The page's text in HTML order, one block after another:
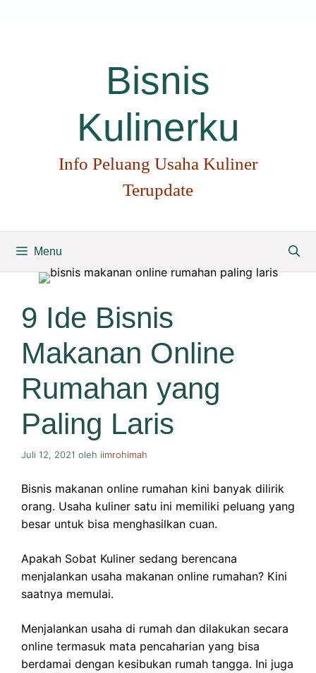
Bisnis
Kulinerku
Info Peluang Usaha Kuliner
Terupdate
Menu
9 Ide Bisnis
Makanan Online
Rumahan yang
Paling Laris
Juli 12, 2021 oleh iimrohimah
Bisnis makanan online rumahan kini banyak dilirik
orang. Usaha kuliner satu ini memiliki peluang yang
besar untuk bisa menghasilkan cuan.
Apakah Sobat Kuliner sedang berencana
menjalankan usaha makanan online rumahan? Kini
saatnya memulai.
Menjalankan usaha di rumah dan dilakukan secara
online termasuk mata pencaharian yang bisa
berdamai dengan kesibukan rumah tangga. Ini juga